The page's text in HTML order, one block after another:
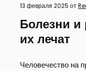
13 февраля 2025 от
Болезни и
их лечат
Человечество на